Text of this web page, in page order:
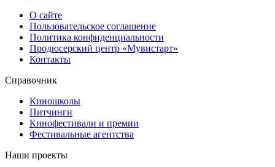
О сайте
Пользовательское соглашение
Политика конфиденциальности
Продюсерский центр «Мувистарт»
Контакты
Справочник
Киношколы
Питчинги
Кинофестивали и премии
Фестивальные агентства
Наши проекты